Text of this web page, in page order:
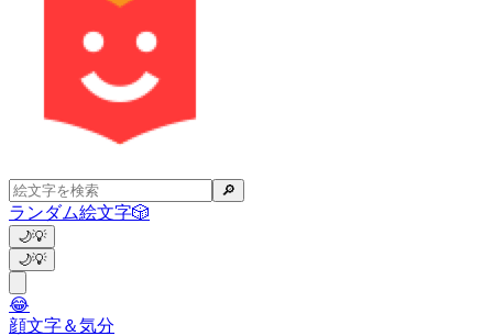
🔎
ランダム絵文字🎲
🌙💡
🌙💡
😂
顔文字＆気分